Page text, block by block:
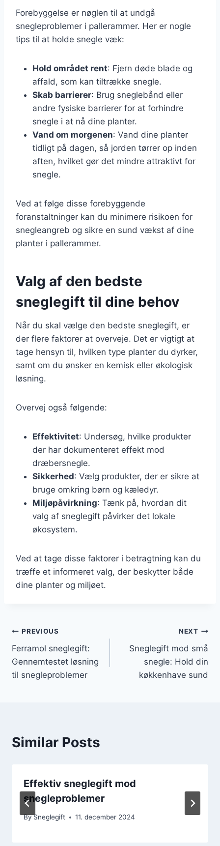
Forebyggelse er nøglen til at undgå
snegleproblemer i pallerammer. Her er nogle
tips til at holde snegle væk:
Hold området rent: Fjern døde blade og
affald, som kan tiltrække snegle.
Skab barrierer: Brug sneglebånd eller
andre fysiske barrierer for at forhindre
snegle i at nå dine planter.
Vand om morgenen: Vand dine planter
tidligt på dagen, så jorden tørrer op inden
aften, hvilket gør det mindre attraktivt for
snegle.
Ved at følge disse forebyggende
foranstaltninger kan du minimere risikoen for
snegleangreb og sikre en sund vækst af dine
planter i pallerammer.
Valg af den bedste
sneglegift til dine behov
Når du skal vælge den bedste sneglegift, er
der flere faktorer at overveje. Det er vigtigt at
tage hensyn til, hvilken type planter du dyrker,
samt om du ønsker en kemisk eller økologisk
løsning.
Overvej også følgende:
Effektivitet: Undersøg, hvilke produkter
der har dokumenteret effekt mod
dræbersnegle.
Sikkerhed: Vælg produkter, der er sikre at
bruge omkring børn og kæledyr.
Miljøpåvirkning: Tænk på, hvordan dit
valg af sneglegift påvirker det lokale
økosystem.
Ved at tage disse faktorer i betragtning kan du
træffe et informeret valg, der beskytter både
dine planter og miljøet.
Indlægsnavigation
PREVIOUS
Ferramol sneglegift:
Gennemtestet løsning
til snegleproblemer
NEXT
Sneglegift mod små
snegle: Hold din
køkkenhave sund
Similar Posts
Effektiv sneglegift mod
snegleproblemer
BySneglegift 11. december 2024